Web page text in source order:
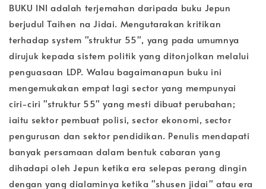
BUKU INI adalah terjemahan daripada buku Jepun
berjudul Taihen na Jidai. Mengutarakan kritikan
terhadap system "struktur 55", yang pada umumnya
dirujuk kepada sistem politik yang ditonjolkan melalui
penguasaan LDP. Walau bagaimanapun buku ini
mengemukakan empat lagi sector yang mempunyai
ciri-ciri "struktur 55" yang mesti dibuat perubahan;
iaitu sektor pembuat polisi, sector ekonomi, sector
pengurusan dan sektor pendidikan. Penulis mendapati
banyak persamaan dalam bentuk cabaran yang
dihadapi oleh Jepun ketika era selepas perang dingin
dengan yang dialaminya ketika "shusen jidai" atau era